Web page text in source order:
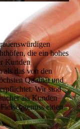
die ein hohes
Kunden
als das von den
Qualität und
Wir sind
als Kunden
einen